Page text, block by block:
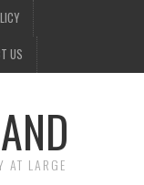
US
AT LARGE